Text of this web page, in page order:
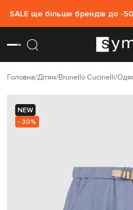
SALE ще більше брендів до -
Головна Дітям Brunello Cucinelli
NEW
- 30%